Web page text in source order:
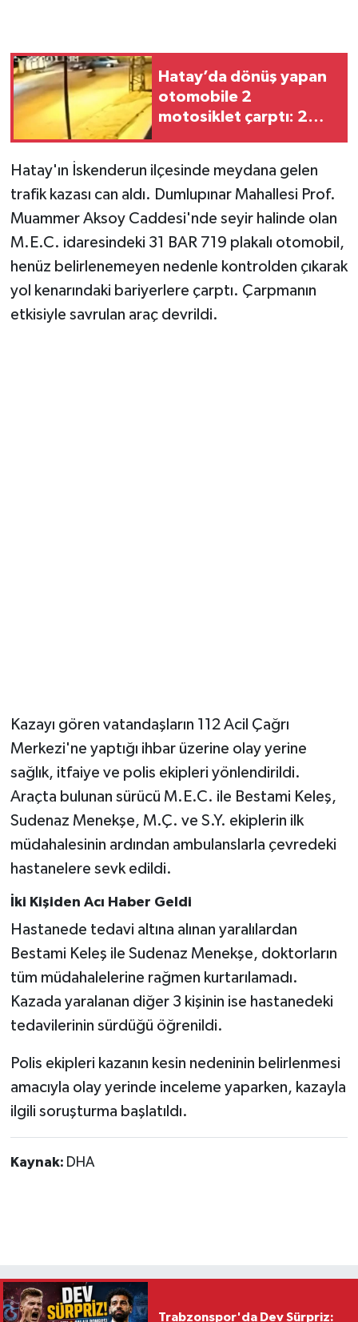
Hatay’da dönüş yapan
otomobile 2
motosiklet çarptı: 2
Hatay'ın İskenderun ilçesinde meydana gelen
trafik kazası can aldı. Dumlupınar Mahallesi Prof.
Muammer Aksoy Caddesi'nde seyir halinde olan
M.E.C. idaresindeki 31 BAR 719 plakalı otomobil,
henüz belirlenemeyen nedenle kontrolden çıkarak
yol kenarındaki bariyerlere çarptı. Çarpmanın
etkisiyle savrulan araç devrildi.
Kazayı gören vatandaşların 112 Acil Çağrı
Merkezi'ne yaptığı ihbar üzerine olay yerine
sağlık, itfaiye ve polis ekipleri yönlendirildi.
Araçta bulunan sürücü M.E.C. ile Bestami Keleş,
Sudenaz Menekşe, M.Ç. ve S.Y. ekiplerin ilk
müdahalesinin ardından ambulanslarla çevredeki
hastanelere sevk edildi.
İki Kişiden Acı Haber Geldi
Hastanede tedavi altına alınan yaralılardan
Bestami Keleş ile Sudenaz Menekşe, doktorların
tüm müdahalelerine rağmen kurtarılamadı.
Kazada yaralanan diğer 3 kişinin ise hastanedeki
tedavilerinin sürdüğü öğrenildi.
Polis ekipleri kazanın kesin nedeninin belirlenmesi
amacıyla olay yerinde inceleme yaparken, kazayla
ilgili soruşturma başlatıldı.
Kaynak: DHA
Trabzonspor'da Dev Sürpriz:
Siyaset
Sokak Hayvanlarını Sahiplendirme
Sonsöz Özel
Vasıta
Yaşam